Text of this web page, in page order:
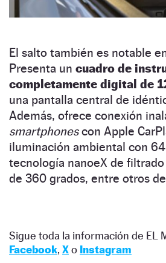
El salto también es notable
Presenta un cuadro de
completamente digital de
una pantalla central de
Además, ofrece conexión
smartphonescon Apple
iluminación ambiental con
tecnología nanoeX de
de 360 grados, entre otros
Sigue toda la información de EL
Facebook, Xo Instagram